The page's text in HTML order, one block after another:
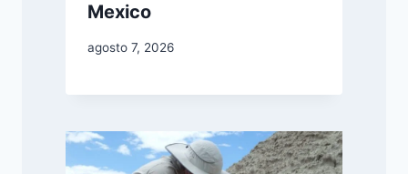
Mexico
agosto 7, 2026